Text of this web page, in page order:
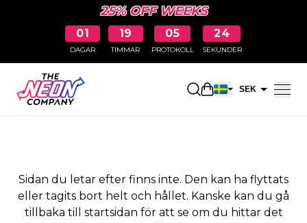
25% OFF WEEKS
01
DAGAR
19
TIMMAR
05
PROTOKOLL
24
SEKUNDER
ÖppnaSEK
SIDAN HITTADES INTE
Sidan du letar efter finns inte. Den kan ha flyttats
eller tagits bort helt och hållet. Kanske kan du gå
tillbaka till startsidan för att se om du hittar det